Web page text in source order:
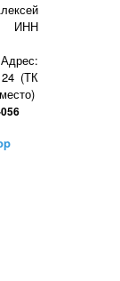
24 (ТК